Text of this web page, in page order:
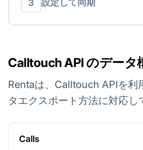
3 設定して同期
Calltouch API のデータ
Rentaは、Calltouch APIを利
タエクスポート方法に対応し
Calls